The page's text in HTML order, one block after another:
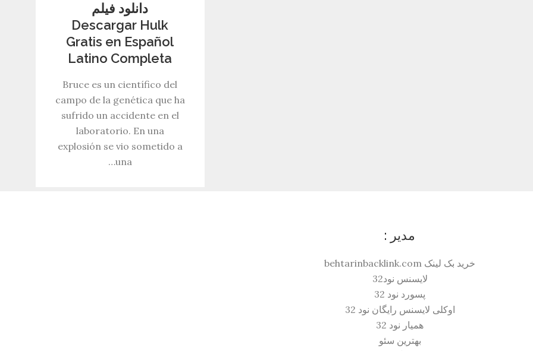
دانلود فیلم
Descargar Hulk
Gratis en Español
Latino Completa
Bruce es un científico del
campo de la genética que ha
sufrido un accidente en el
laboratorio. En una
explosión se vio sometido a
una…
مدیر :
خرید بک لینک behtarinbacklink.com
لایسنس نود32
پسورد نود 32
اوکلی لایسنس رایگان نود 32
همیار نود 32
بهترین سئو